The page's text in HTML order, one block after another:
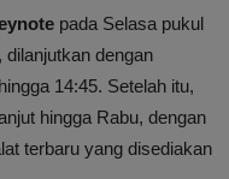
pada Selasa pukul
dilanjutkan dengan
14:45. Setelah itu,
hingga Rabu, dengan
terbaru yang disediakan